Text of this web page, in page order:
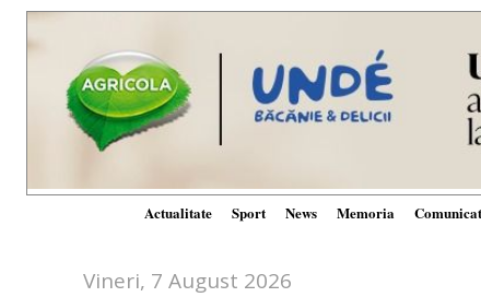
Actualitate Sport News Memoria
Vineri, 7 August 2026